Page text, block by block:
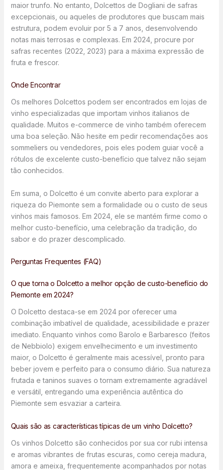
maior trunfo. No entanto, Dolcettos de Dogliani de safras
excepcionais, ou aqueles de produtores que buscam mais
estrutura, podem evoluir por 5 a 7 anos, desenvolvendo
notas mais terrosas e complexas. Em 2024, procure por
safras recentes (2022, 2023) para a máxima expressão de
fruta e frescor.
Onde Encontrar
Os melhores Dolcettos podem ser encontrados em lojas de
vinho especializadas que importam vinhos italianos de
qualidade. Muitos e-commerce de vinho também oferecem
uma boa seleção. Não hesite em pedir recomendações aos
sommeliers ou vendedores, pois eles podem guiar você a
rótulos de excelente custo-benefício que talvez não sejam
tão conhecidos.
Em suma, o Dolcetto é um convite aberto para explorar a
riqueza do Piemonte sem a formalidade ou o custo de seus
vinhos mais famosos. Em 2024, ele se mantém firme como o
melhor custo-benefício, uma celebração da tradição, do
sabor e do prazer descomplicado.
Perguntas Frequentes (FAQ)
O que torna o Dolcetto a melhor opção de custo-benefício do
Piemonte em 2024?
O Dolcetto destaca-se em 2024 por oferecer uma
combinação imbatível de qualidade, acessibilidade e prazer
imediato. Enquanto vinhos como Barolo e Barbaresco (feitos
de Nebbiolo) exigem envelhecimento e um investimento
maior, o Dolcetto é geralmente mais acessível, pronto para
beber jovem e perfeito para o consumo diário. Sua natureza
frutada e taninos suaves o tornam extremamente agradável
e versátil, entregando uma experiência autêntica do
Piemonte sem esvaziar a carteira.
Quais são as características típicas de um vinho Dolcetto?
Os vinhos Dolcetto são conhecidos por sua cor rubi intensa
e aromas vibrantes de frutas escuras, como cereja madura,
amora e ameixa, frequentemente acompanhados por notas